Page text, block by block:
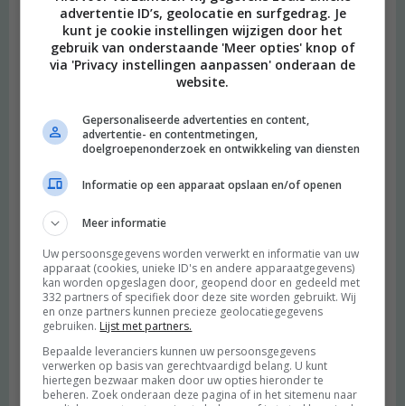
advertentie ID’s, geolocatie en surfgedrag. Je
kunt je cookie instellingen wijzigen door het
gebruik van onderstaande 'Meer opties' knop of
via 'Privacy instellingen aanpassen' onderaan de
website.
Gepersonaliseerde advertenties en content,
advertentie- en contentmetingen,
doelgroepenonderzoek en ontwikkeling van diensten
Informatie op een apparaat opslaan en/of openen
Meer informatie
Uw persoonsgegevens worden verwerkt en informatie van uw
apparaat (cookies, unieke ID's en andere apparaatgegevens)
kan worden opgeslagen door, geopend door en gedeeld met
332 partners of specifiek door deze site worden gebruikt. Wij
en onze partners kunnen precieze geolocatiegegevens
gebruiken. Lijst met partners.
Bepaalde leveranciers kunnen uw persoonsgegevens
verwerken op basis van gerechtvaardigd belang. U kunt
hiertegen bezwaar maken door uw opties hieronder te
beheren. Zoek onderaan deze pagina of in het sitemenu naar